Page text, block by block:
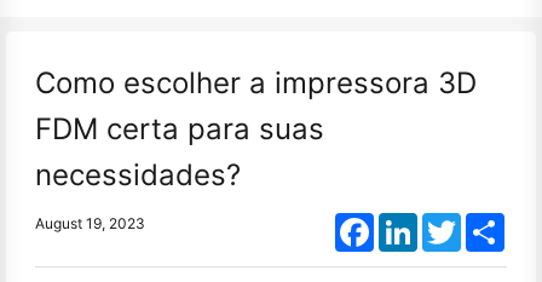
Como escolher a impressora 3D
FDM certa para suas
necessidades?
August 19, 2023 FacebookLinkedInTwitter